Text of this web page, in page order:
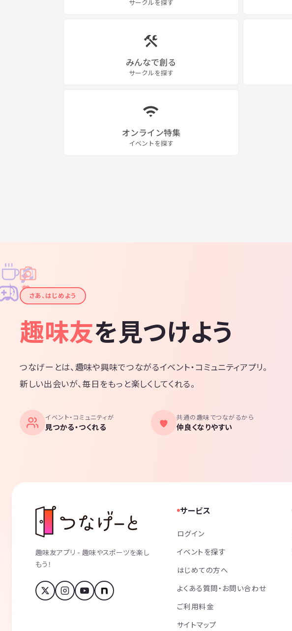
サークルを探す
みんなで創る
サークルを探す
オンライン特集
イベントを探す
✦
✦
✧
✧
♪
♫
さあ、はじめよう
趣味友を見つけよう
つなげーとは、趣味や興味でつながるイベント・コミュニティアプリ。
新しい出会いが、毎日をもっと楽しくしてくれる。
イベント・コミュニティが
見つかる・つくれる
共通の趣味でつながるから
仲良くなりやすい
趣味友アプリ - 趣味やスポーツを楽し
もう！
サービス
ログイン
イベントを探す
はじめての方へ
よくある質問・お問い合わせ
ご利用料金
サイトマップ